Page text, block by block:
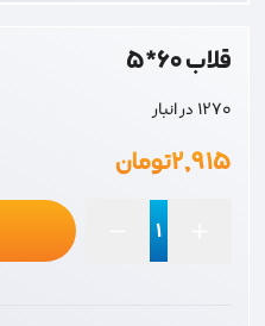
قلاب 60*5
1270 در انبار
۲,۹۱۵تومان